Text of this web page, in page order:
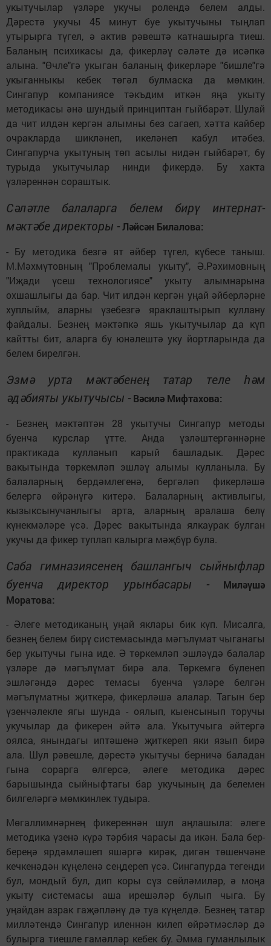
укытучылар үзләре укучы ролендә белем алды.
Дәрестә укучы 45 минут буе укытучыны тыңлап
утырырга түгел, ә актив рәвештә катнашырга тиеш.
Баланың психикасы да, фикерләү сәләте дә исәпкә
алына. "Өчле"гә укыган баланың фикерләре "бишле"гә
укыганныкы кебек төгәл булмаска да мөмкин.
Сингапур компаниясе тәкъдим иткән яңа укыту
методикасы әнә шундый принциптан гыйбарәт. Шулай
да чит илдән кергән алымны без сагаеп, хәтта кайбер
очракларда шикләнеп, икеләнеп кабул итәбез.
Сингапурча укытуның төп асылы нидән гыйбарәт, бу
турыда укытучылар нинди фикердә. Бу хакта
үзләреннән сораштык.
Сәләтле балаларга белем бирү интернат-
мәктәбе директоры -Ләйсән Билалова:
- Бу методика безгә ят әйбер түгел, күбесе таныш.
М.Мәхмүтовның "Проблемалы укыту", Ә.Рәхимовның
"Иҗади үсеш технологиясе" укыту алымнарына
охшашлыгы да бар. Чит илдән кергән уңай әйберләрне
хуплыйм, аларны үзебезгә яраклаштырып куллану
файдалы. Безнең мәктәпкә яшь укытучылар да күп
кайтты бит, аларга бу юнәлештә уку йортларында да
белем бирелгән.
Эзмә урта мәктәбенең татар теле һәм
әдәбияты укытучысы - Вәсилә Мифтахова:
- Безнең мәктәптән 28 укытучы Сингапур методы
буенча курслар үтте. Анда үзләштергәннәрне
практикада кулланып карый башладык. Дәрес
вакытында төркемләп эшләү алымы кулланыла. Бу
балаларның бердәмлегенә, бергәләп фикерләшә
белергә өйрәнүгә китерә. Балаларның активлыгы,
кызыксынучанлыгы арта, аларның аралаша белү
күнекмәләре үсә. Дәрес вакытында ялкаурак булган
укучы да фикер туплап калырга мәҗбүр була.
Саба гимназиясенең башлангыч сыйныфлар
буенча директор урынбасары - Миләүшә
Моратова:
- Әлеге методиканың уңай яклары бик күп. Мисалга,
безнең белем бирү системасында мәгълүмат чыганагы
бер укытучы гына иде. Ә төркемләп эшләүдә балалар
үзләре дә мәгълүмат бирә ала. Төркемгә бүленеп
эшләгәндә дәрес темасы буенча үзләре белгән
мәгълүматны җиткерә, фикерләшә алалар. Тагын бер
үзенчәлекле ягы шунда - оялып, кыенсынып торучы
укучылар да фикерен әйтә ала. Укытучыга әйтергә
оялса, янындагы иптәшенә җиткереп яки язып бирә
ала. Шул рәвешле, дәрестә укытучы берничә баладан
гына сорарга өлгерсә, әлеге методика дәрес
барышында сыйныфтагы бар укучының да белемен
билгеләргә мөмкинлек тудыра.
Мөгаллимнәрнең фикереннән шул аңлашыла: әлеге
методика үзенә күрә тәрбия чарасы да икән. Бала бер-
береңә ярдәмләшеп яшәргә кирәк, дигән төшенчәне
кечкенәдән күңеленә сеңдереп үсә. Сингапурда тегенди
бул, мондый бул, дип коры сүз сөйләмиләр, ә моңа
укыту системасы аша ирешәләр булып чыга. Бу
уңайдан азрак гаҗәпләнү дә туа күңелдә. Безнең татар
милләтендә Сингапур иленнән килеп өйрәтмәсләр дә
булырга тиешле гамәлләр кебек бу. Әмма гуманлылык